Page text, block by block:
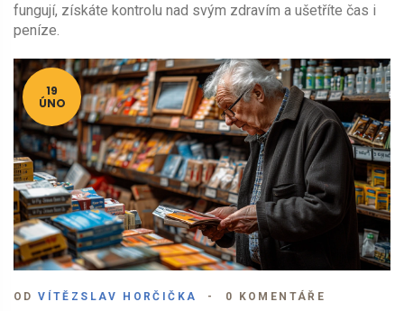
fungují, získáte kontrolu nad svým zdravím a ušetříte čas i
peníze.
19
ÚNO
ODVÍTĚZSLAV HORČIČKA 0 KOMENTÁŘE